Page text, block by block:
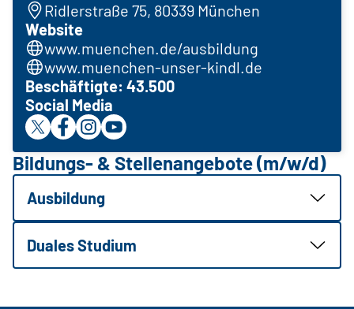
Ridlerstraße 75, 80339 München
Website
www.muenchen.de/ausbildung
www.muenchen-unser-kindl.de
Beschäftigte: 43.500
Social Media
Bildungs- & Stellenangebote (m/w/d)
Ausbildung
Duales Studium